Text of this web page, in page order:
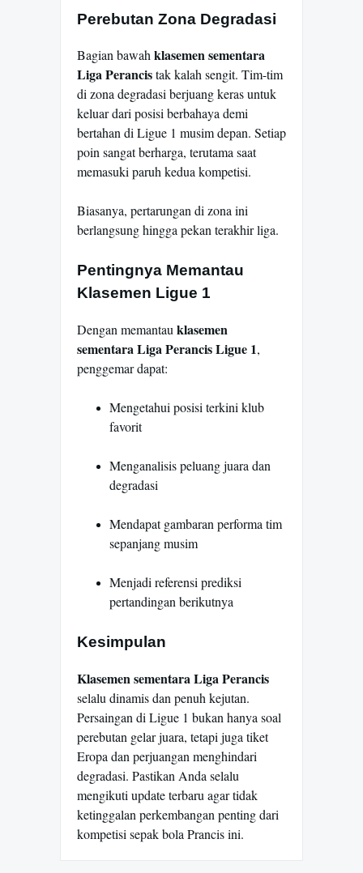
Perebutan Zona Degradasi
Bagian bawahklasemen sementara
Liga Perancistak kalah sengit. Tim-tim
di zona degradasi berjuang keras untuk
keluar dari posisi berbahaya demi
bertahan di Ligue 1 musim depan. Setiap
poin sangat berharga, terutama saat
memasuki paruh kedua kompetisi.
Biasanya, pertarungan di zona ini
berlangsung hingga pekan terakhir liga.
Pentingnya Memantau
Klasemen Ligue 1
Dengan memantau klasemen
sementara Liga Perancis Ligue 1,
penggemar dapat:
Mengetahui posisi terkini klub
favorit
Menganalisis peluang juara dan
degradasi
Mendapat gambaran performa tim
sepanjang musim
Menjadi referensi prediksi
pertandingan berikutnya
Kesimpulan
Klasemen sementara Liga Perancis
selalu dinamis dan penuh kejutan.
Persaingan di Ligue 1 bukan hanya soal
perebutan gelar juara, tetapi juga tiket
Eropa dan perjuangan menghindari
degradasi. Pastikan Anda selalu
mengikuti update terbaru agar tidak
ketinggalan perkembangan penting dari
kompetisi sepak bola Prancis ini.